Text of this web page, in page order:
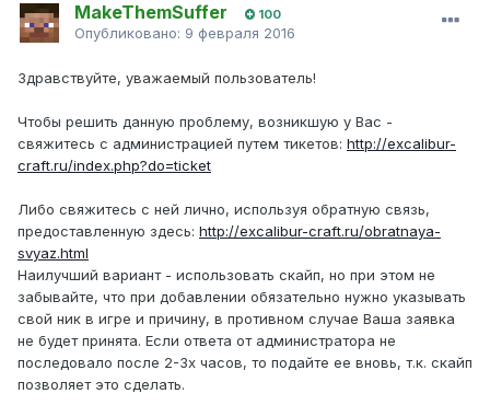
MakeThemSuffer 100
Опубликовано: 9 февраля 2016
Здравствуйте, уважаемый пользователь!
Чтобы решить данную проблему, возникшую у Вас -
свяжитесь с администрацией путем тикетов: http://excalibur-
craft.ru/index.php?do=ticket
Либо свяжитесь с ней лично, используя обратную связь,
предоставленную здесь: http://excalibur-craft.ru/obratnaya-
svyaz.html
Наилучший вариант - использовать скайп, но при этом не
забывайте, что при добавлении обязательно нужно указывать
свой ник в игре и причину, в противном случае Ваша заявка
не будет принята. Если ответа от администратора не
последовало после 2-3х часов, то подайте ее вновь, т.к. скайп
позволяет это сделать.